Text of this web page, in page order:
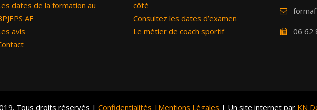
dates de la formation au
AF
avis
côté
Consultez les dates d’examen
Le métier de coach sportif
06 62
Tous droits réservés | Confidentialités | Mentions Légales | Un site internet par KN